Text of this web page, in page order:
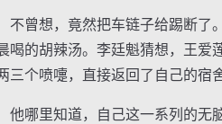
曾想，竟然把车链子给踢断了。
喝的胡辣汤。李廷魁猜想，王爱
三个喷嚏，直接返回了自己的宿
哪里知道，自己这一系列的无脑